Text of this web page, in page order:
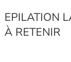
EPILATION
À RETENIR